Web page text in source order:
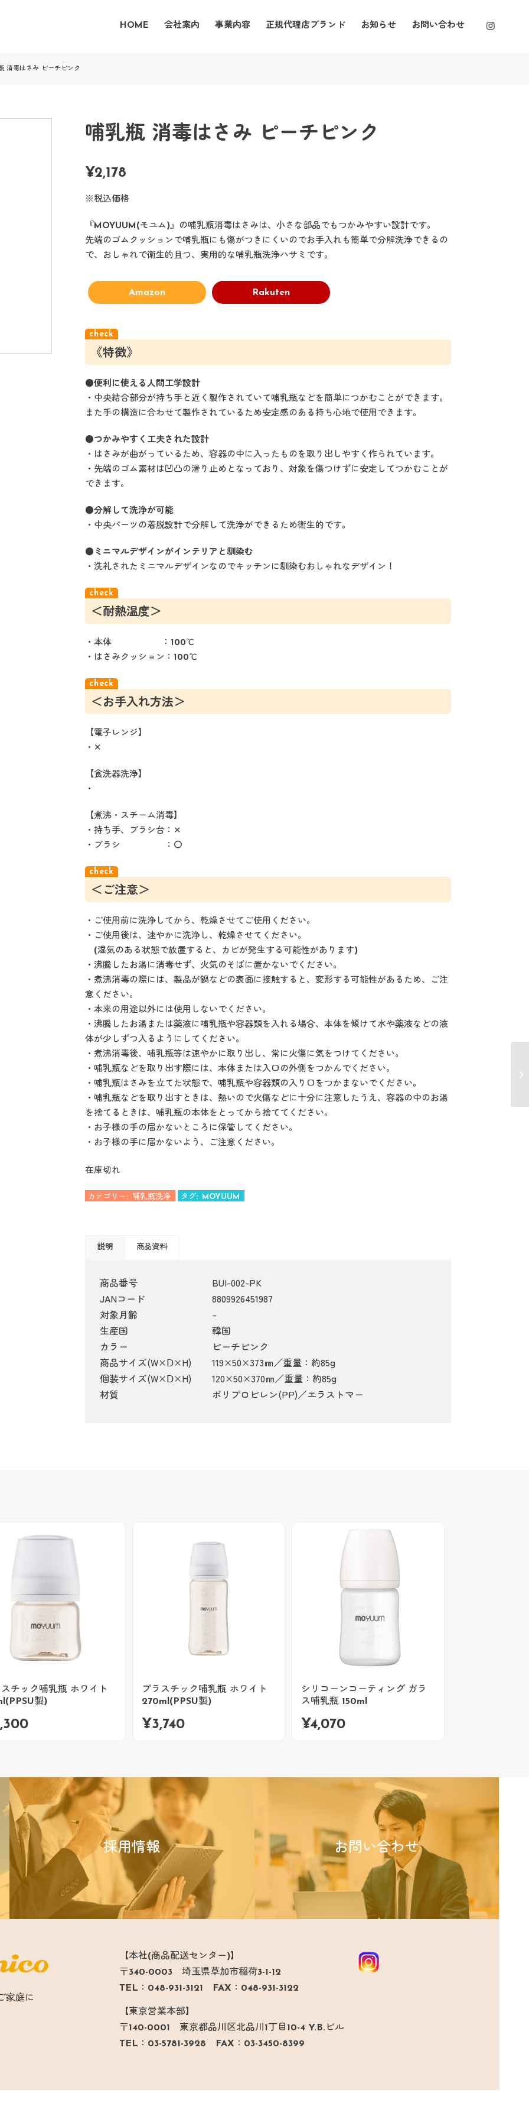
HOME 会社案内 事業内容 正規代理店ブランド お知らせ お問い合わせ
消毒はさみ ピーチピンク
哺乳瓶 消毒はさみ ピーチピンク
¥2,178
※税込価格
『MOYUUM(モユム)』の哺乳瓶消毒はさみは、小さな部品でもつかみやすい設計です。
先端のゴムクッションで哺乳瓶にも傷がつきにくいのでお手入れも簡単で分解洗浄できるの
で、おしゃれで衛生的且つ、実用的な哺乳瓶洗浄ハサミです。
Amazon Rakuten
《特徴》
●便利に使える人間工学設計
・中央結合部分が持ち手と近く製作されていて哺乳瓶などを簡単につかむことができます。
また手の構造に合わせて製作されているため安定感のある持ち心地で使用できます。
●つかみやすく工夫された設計
・はさみが曲がっているため、容器の中に入ったものを取り出しやすく作られています。
・先端のゴム素材は凹凸の滑り止めとなっており、対象を傷つけずに安定してつかむことが
できます。
●分解して洗浄が可能
・中央パーツの着脱設計で分解して洗浄ができるため衛生的です。
●ミニマルデザインがインテリアと馴染む
・洗礼されたミニマルデザインなのでキッチンに馴染むおしゃれなデザイン！
＜耐熱温度＞
・本体 ：100℃
・はさみクッション：100℃
＜お手入れ方法＞
【電子レンジ】
・✕
【食洗器洗浄】
・
【煮沸・スチーム消毒】
・持ち手、ブラシ台：✕
・ブラシ ：〇
＜ご注意＞
・ご使用前に洗浄してから、乾燥させてご使用ください。
・ご使用後は、速やかに洗浄し、乾燥させてください。
(湿気のある状態で放置すると、カビが発生する可能性があります)
・沸騰したお湯に消毒せず、火気のそばに置かないでください。
・煮沸消毒の際には、製品が鍋などの表面に接触すると、変形する可能性があるため、ご注
意ください。
・本来の用途以外には使用しないでください。
・沸騰したお湯または薬液に哺乳瓶や容器類を入れる場合、本体を傾けて水や薬液などの液
体が少しずつ入るようにしてください。
・煮沸消毒後、哺乳瓶等は速やかに取り出し、常に火傷に気をつけてください。
・哺乳瓶などを取り出す際には、本体または入口の外側をつかんでください。
・哺乳瓶はさみを立てた状態で、哺乳瓶や容器類の入り口をつかまないでください。
・哺乳瓶などを取り出すときは、熱いので火傷などに十分に注意したうえ、容器の中のお湯
を捨てるときは、哺乳瓶の本体をとってから捨ててください。
・お子様の手の届かないところに保管してください。
・お子様の手に届かないよう、ご注意ください。
在庫切れ
カテゴリー: 哺乳瓶洗浄 タグ: MOYUUM
説明 商品資料
商品番号
BUI-002-PK
JANコード
8809926451987
対象月齢
–
生産国
韓国
カラー
ピーチピンク
商品サイズ(W×Ⅾ×H)
119×50×373㎜／重量：約85g
個装サイズ(W×Ⅾ×H)
120×50×370㎜／重量：約85g
材質
ポリプロピレン(PP)／エラストマー
チック哺乳瓶 ホワイト
製)
プラスチック哺乳瓶 ホワイト
270ml(PPSU製)
¥3,740
シリコーンコーティング ガラ
ス哺乳瓶 150ml
¥4,070
採用情報 お問い合わせ
家庭に
【本社(商品配送センター)】
〒340-0003 埼玉県草加市稲荷3-1-12
TEL：048-931-3121 FAX：048-931-3122
【東京営業本部】
〒140-0001 東京都品川区北品川1丁目10-4 Y.B.ビル
TEL：03-5781-3928 FAX：03-3450-8399